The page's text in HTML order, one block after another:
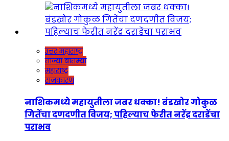
उत्तर महाराष्ट्र
ताज्या बातम्या
महाराष्ट्र
राजकारण
नाशिकमध्ये महायुतीला जबर धक्का! बंडखोर गोकुळ
गितेंचा दणदणीत विजय; पहिल्याच फेरीत नरेंद्र दराडेंचा
पराभव